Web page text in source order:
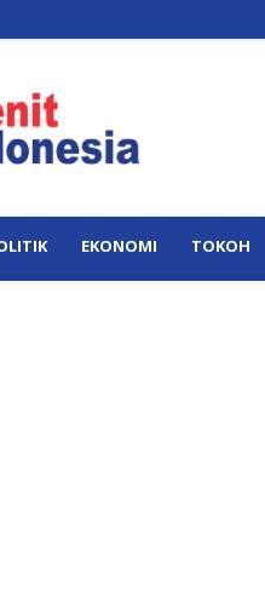
EKONOMI TOKOH